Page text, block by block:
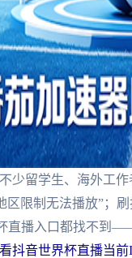
少留学生、海外工
限制无法播放”；
直播入口都找不到
抖音世界杯直播当前